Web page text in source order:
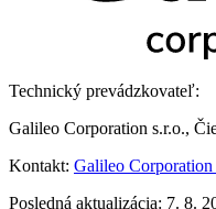
Technický prevádzkovateľ:
Galileo Corporation s.r.o.,
Kontakt: Galileo Corporation
Posledná aktualizácia: 7. 8.